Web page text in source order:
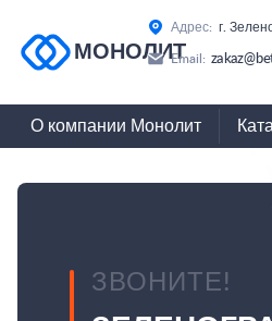
МОНОЛИТ
Адрес: г.
Email:
О компании Монолит
ЗВОНИТЕ!